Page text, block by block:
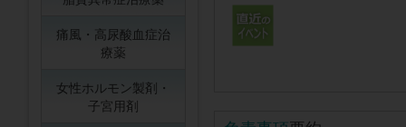
痛風・高尿酸血症治
療薬
女性ホルモン製剤・
子宮用剤